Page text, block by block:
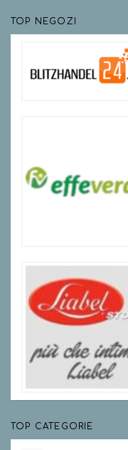
TOP NEGOZI
TOP CATEGORIE